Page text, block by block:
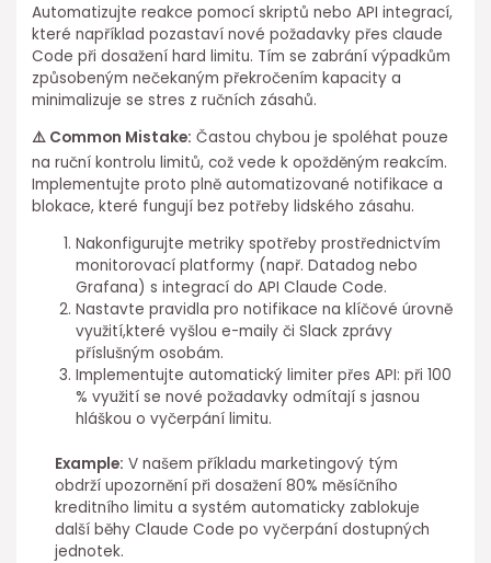
Automatizujte reakce pomocí skriptů nebo API integrací,
které například pozastaví nové požadavky přes claude
Code při dosažení hard limitu. Tím se zabrání výpadkům
způsobeným ⁢nečekaným překročením kapacity a
minimalizuje se stres z ručních zásahů.
⚠️ ⁣Common Mistake: Častou chybou je spoléhat pouze
na ruční kontrolu limitů, což vede k opožděným reakcím.
Implementujte proto plně automatizované notifikace a
blokace, které fungují bez potřeby lidského zásahu.
Nakonfigurujte metriky spotřeby prostřednictvím
monitorovací platformy (např. Datadog nebo
Grafana) s integrací do API Claude Code.
Nastavte pravidla⁤ pro notifikace na⁣ klíčové úrovně
využití,které vyšlou e-maily či Slack zprávy
příslušným⁤ osobám.
Implementujte automatický limiter přes API: při 100
% využití se nové požadavky odmítají s jasnou
hláškou o vyčerpání limitu.
Example: V našem příkladu⁣ marketingový tým
obdrží upozornění při dosažení 80% měsíčního
⁢kreditního limitu a systém automaticky zablokuje
další běhy Claude Code po vyčerpání dostupných
jednotek.